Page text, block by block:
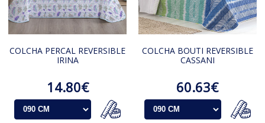
COLCHA PERCAL REVERSIBLE
IRINA
14.80€
COLCHA BOUTI REVERSIBLE
CASSANI
60.63€